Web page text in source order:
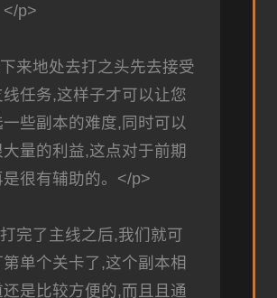
</p>
来地处去打之头先去接受
线任务,这样子才可以让您
一些副本的难度,同时可以
量的利益,这点对于前期
是很有辅助的。</p>
完了主线之后,我们就可
第单个关卡了,这个副本相
还是比较方便的,而且且通